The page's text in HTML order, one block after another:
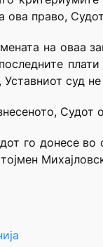
ова право,
на оваа
Уставниот суд
Судот
го донесе